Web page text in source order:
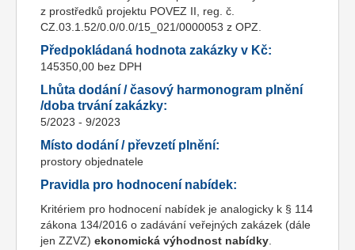
z prostředků projektu POVEZ II, reg. č.
CZ.03.1.52/0.0/0.0/15_021/0000053 z OPZ.
Předpokládaná hodnota zakázky v Kč:
145350,00 bez DPH
Lhůta dodání / časový harmonogram plnění
/doba trvání zakázky:
5/2023 - 9/2023
Místo dodání / převzetí plnění:
prostory objednatele
Pravidla pro hodnocení nabídek:
Kritériem pro hodnocení nabídek je analogicky k § 114
zákona 134/2016 o zadávání veřejných zakázek (dále
jen ZZVZ) ekonomická výhodnost nabídky